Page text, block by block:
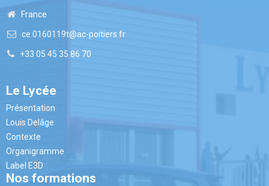
France
ce.0160119t@ac-poitiers.fr
+33 05 45 35 86 70
Le Lycée
Présentation
Louis Delâge
Contexte
Organigramme
Label E3D
Nos formations